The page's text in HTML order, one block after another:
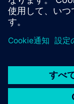
程が決定次第、お